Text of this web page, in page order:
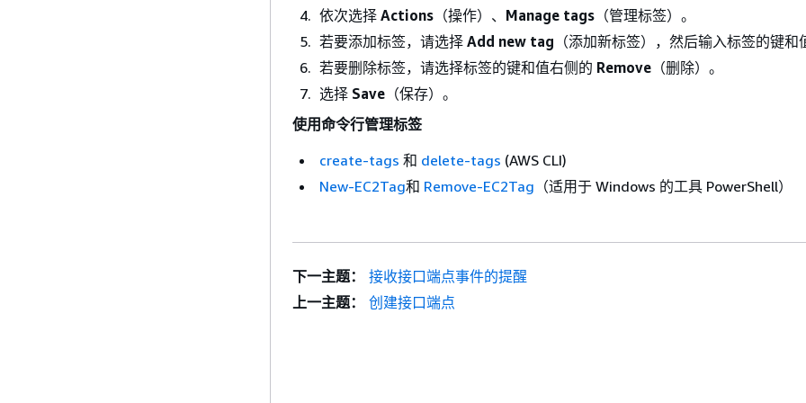
依次选择 Actions （操作）、 Manage tags （管理标签）。
若要添加标签，请选择 Add new tag （添加新标签），然后输入标签的键和
若要删除标签，请选择标签的键和值右侧的 Remove （删除）。
选择 Save （保存）。
使用命令行管理标签
create-tags 和 delete-tags (AWS CLI)
New-EC2Tag和 Remove-EC2Tag （适用于 Windows 的工具 PowerShell）
下一主题：
接收接口端点事件的提醒
上一主题：
创建接口端点